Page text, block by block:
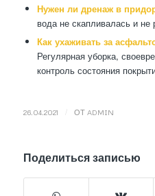
Нужен ли дренаж в
вода не скапливалась и не
Как ухаживать за
Регулярная уборка,
контроль состояния
26.04.2021 ОТ ADMIN
Поделиться записью